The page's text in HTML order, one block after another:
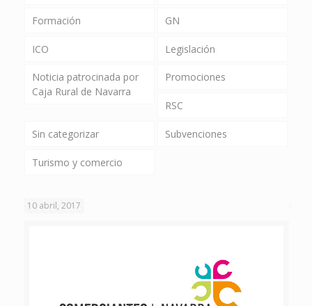
Formación GN
ICO Legislación
Noticia patrocinada por
Caja Rural de Navarra
Promociones
RSC
Sin categorizar Subvenciones
Turismo y comercio
10 abril, 2017